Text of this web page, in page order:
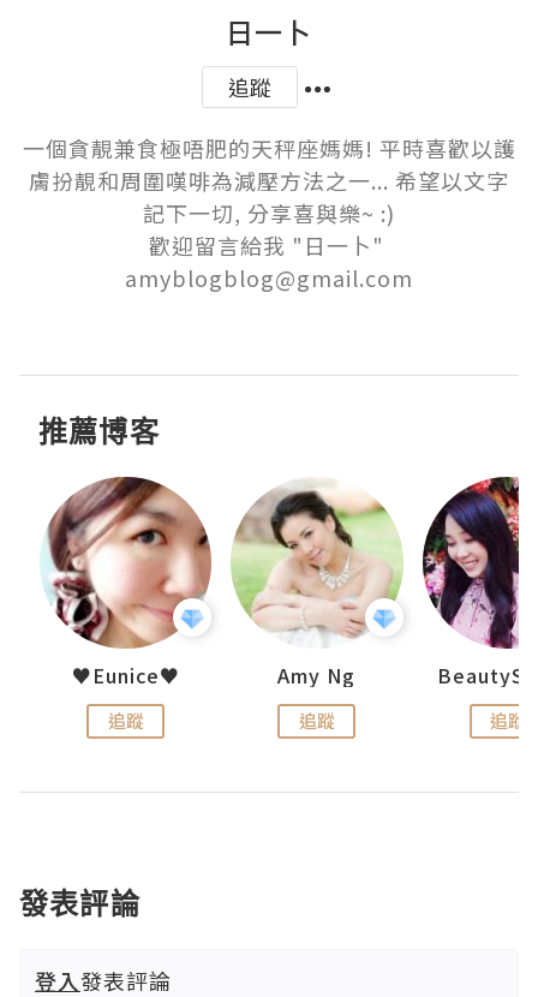
日一卜
追蹤
一個貪靚兼食極唔肥的天秤座媽媽! 平時喜歡以護
膚扮靚和周圍嘆啡為減壓方法之一... 希望以文字
記下一切, 分享喜與樂~ :)
歡迎留言給我 "日一卜"
amyblogblog@gmail.com
推薦博客
♥Eunice♥
追蹤
Amy Ng
追蹤 追蹤
發表評論
登入發表評論